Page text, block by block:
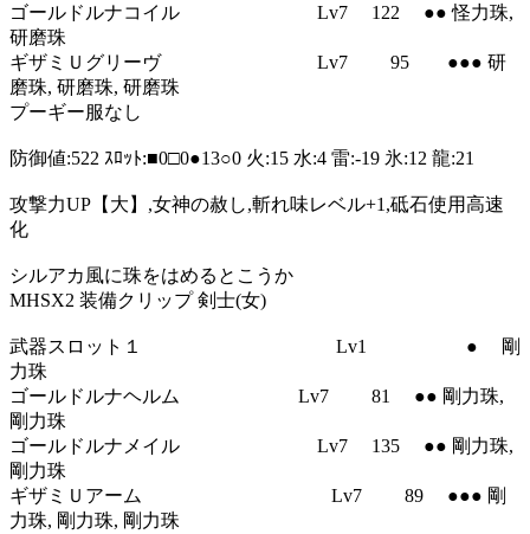
ゴールドルナコイル Lv7 122 ●● 怪力珠,
研磨珠
ギザミＵグリーヴ Lv7 95 ●●● 研
磨珠, 研磨珠, 研磨珠
プーギー服なし
防御値:522 ｽﾛｯﾄ:■0□0●13○0 火:15 水:4 雷:-19 氷:12 龍:21
攻撃力UP【大】,女神の赦し,斬れ味レベル+1,砥石使用高速
化
シルアカ風に珠をはめるとこうか
MHSX2 装備クリップ 剣士(女)
武器スロット１ Lv1 ● 剛
力珠
ゴールドルナヘルム Lv7 81 ●● 剛力珠,
剛力珠
ゴールドルナメイル Lv7 135 ●● 剛力珠,
剛力珠
ギザミＵアーム Lv7 89 ●●● 剛
力珠, 剛力珠, 剛力珠